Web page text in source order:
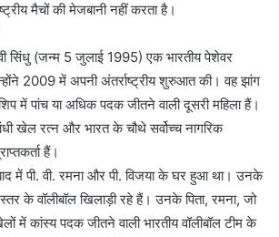
मैचों की मेजबानी नहीं करता है।
सिंधु (जन्म 5 जुलाई 1995) एक भारतीय पेशेवर
2009 में अपनी अंतर्राष्ट्रीय शुरुआत की। वह झांग
में पांच या अधिक पदक जीतने वाली दूसरी महिला हैं।
खेल रत्न और भारत के चौथे सर्वोच्च नागरिक
हैं।
में पी. वी. रमना और पी. विजया के घर हुआ था। उनके
स्तर के वॉलीबॉल खिलाड़ी रहे हैं। उनके पिता, रमना, जो
में कांस्य पदक जीतने वाली भारतीय वॉलीबॉल टीम के